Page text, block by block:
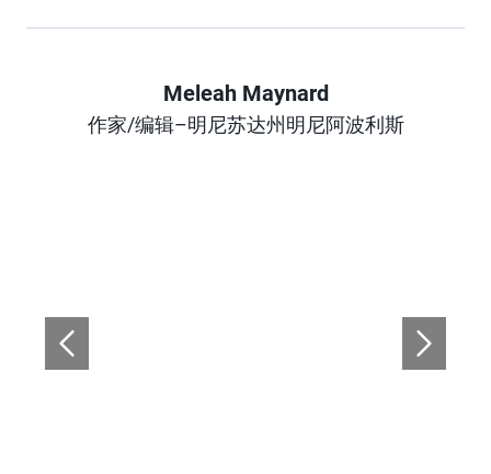
Author
Meleah Maynard
作家/编辑–明尼苏达州明尼阿波利斯